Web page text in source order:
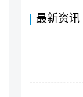
最新资讯